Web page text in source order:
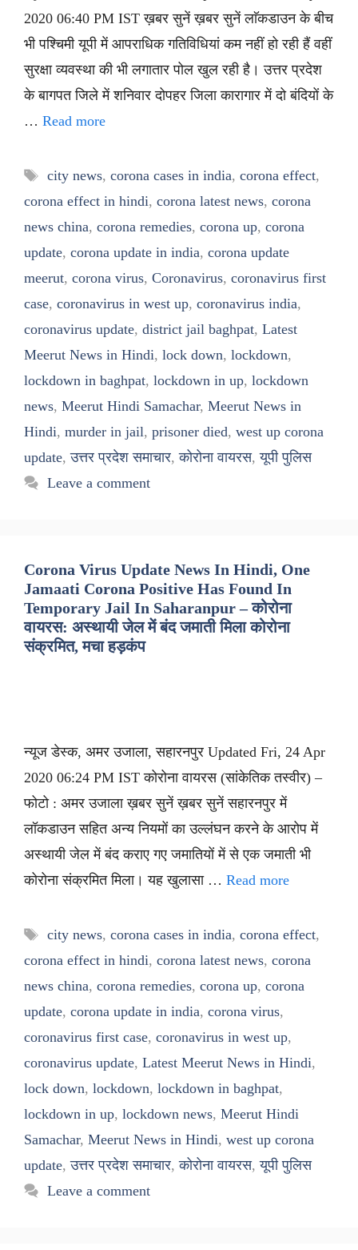
2020 06:40 PM IST ख़बर सुनें ख़बर सुनें लाॅकडाउन के बीच
भी पश्चिमी यूपी में आपराधिक गतिविधियां कम नहीं हो रही हैं वहीं
सुरक्षा व्यवस्था की भी लगातार पोल खुल रही है। उत्तर प्रदेश
के बागपत जिले में शनिवार दोपहर जिला कारागार में दो बंदियों के
… Read more
Tags
city news, corona cases in india, corona effect,
corona effect in hindi, corona latest news, corona
news china, corona remedies, corona up, corona
update, corona update in india, corona update
meerut, corona virus, Coronavirus, coronavirus first
case, coronavirus in west up, coronavirus india,
coronavirus update, district jail baghpat, Latest
Meerut News in Hindi, lock down, lockdown,
lockdown in baghpat, lockdown in up, lockdown
news, Meerut Hindi Samachar, Meerut News in
Hindi, murder in jail, prisoner died, west up corona
update,उत्तर प्रदेश समाचार,कोरोना वायरस,यूपी पुलिस
Leave a comment
Corona Virus Update News In Hindi, One
Jamaati Corona Positive Has Found In
Temporary Jail In Saharanpur – कोरोना
वायरस: अस्थायी जेल में बंद जमाती मिला कोरोना
संक्रमित, मचा हड़कंप
न्यूज डेस्क, अमर उजाला, सहारनपुर Updated Fri, 24 Apr
2020 06:24 PM IST कोरोना वायरस (सांकेतिक तस्वीर) –
फोटो : अमर उजाला ख़बर सुनें ख़बर सुनें सहारनपुर में
लॉकडाउन सहित अन्य नियमों का उल्लंघन करने के आरोप में
अस्थायी जेल में बंद कराए गए जमातियों में से एक जमाती भी
कोरोना संक्रमित मिला। यह खुलासा … Read more
Tags
city news, corona cases in india, corona effect,
corona effect in hindi, corona latest news, corona
news china, corona remedies, corona up, corona
update, corona update in india, corona virus,
coronavirus first case, coronavirus in west up,
coronavirus update, Latest Meerut News in Hindi,
lock down, lockdown, lockdown in baghpat,
lockdown in up, lockdown news, Meerut Hindi
Samachar, Meerut News in Hindi, west up corona
update,उत्तर प्रदेश समाचार,कोरोना वायरस,यूपी पुलिस
Leave a comment